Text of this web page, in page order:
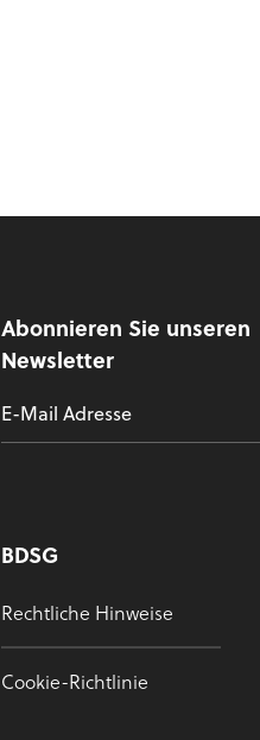
Abonnieren Sie unseren
Newsletter
BDSG
Rechtliche Hinweise
Cookie-Richtlinie